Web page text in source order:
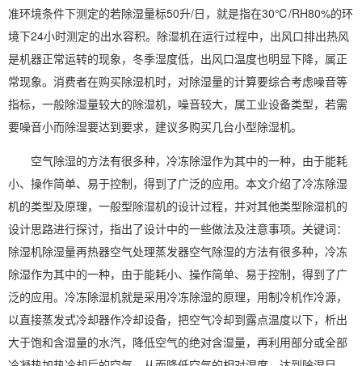
准环境条件下测定的若除湿量标50升/日，就是指在30℃/RH80%的环
境下24小时测定的出水容积。除湿机在运行过程中，出风口排出热风
是机器正常运转的现象，冬季湿度低，出风口温度也明显下降，属正
常现象。消费者在购买除湿机时，对除湿量的计算要综合考虑噪音等
指标，一般除湿量较大的除湿机，噪音较大，属工业设备类型，若需
要噪音小而除湿要达到要求，建议多购买几台小型除湿机。
空气除湿的方法有很多种，冷冻除湿作为其中的一种，由于能耗
小、操作简单、易于控制，得到了广泛的应用。本文介绍了冷冻除湿
机的类型及原理，一般型除湿机的设计过程，并对其他类型除湿机的
设计思路进行探讨，指出了设计中的一些做法及注意事项。关键词：
除湿机除湿量再热器空气处理蒸发器空气除湿的方法有很多种，冷冻
除湿作为其中的一种，由于能耗小、操作简单、易于控制，得到了广
泛的应用。冷冻除湿机就是采用冷冻除湿的原理，用制冷机作冷源，
以直接蒸发式冷却器作冷却设备，把空气冷却到露点温度以下，析出
大于饱和含湿量的水汽，降低空气的绝对含湿量，再利用部分或全部